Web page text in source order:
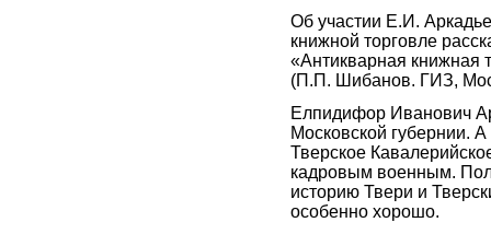
Об участии Е.И.
книжной торговле
«Антикварная книжная
(П.П. Шибанов. ГИЗ,
Елпидифор Иванович
Московской губернии. А
Тверское
кадровым военным.
историю Твери и
особенно хорошо.